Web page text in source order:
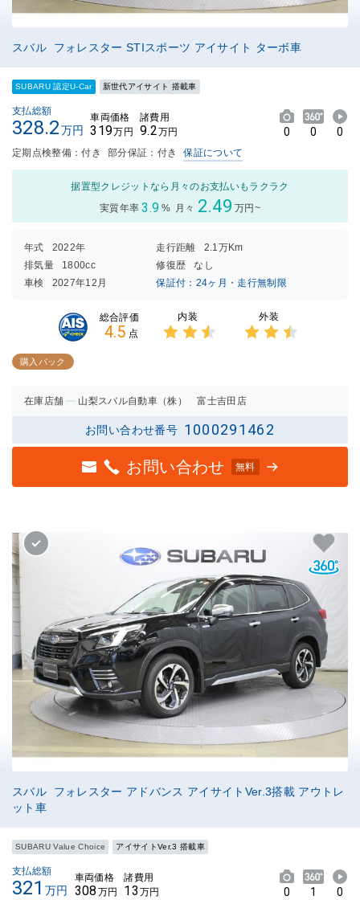
スバル フォレスター STIスポーツ アイサイト ターボ車
SUBARU 認定U-Car 新世代アイサイト 搭載車
支払総額
328.2万円
車両価格
319万円
諸費用
9.2万円 0 0 0
定期点検整備：付き 部分保証：付き 保証について
据置型クレジットなら月々のお支払いもラクラク
実質年率 3.9 % 月々 2.49 万円~
年式 2022年 走行距離
2.1万Km
排気量
1800cc 修復歴
なし
車検
2027年12月 保証付：24ヶ月・走行無制限
総合評価
4.5 点
内装 外装
購入パック
在庫店舗 山梨スバル自動車（株） 富士吉田店
お問い合わせ番号 1000291462
お問い合わせ 無料
スバル フォレスター アドバンス アイサイトVer.3搭載 アウトレ
ット車
SUBARU Value Choice アイサイトVer.3 搭載車
支払総額
321 万円
車両価格
308 万円
諸費用
13 万円 0 1 0